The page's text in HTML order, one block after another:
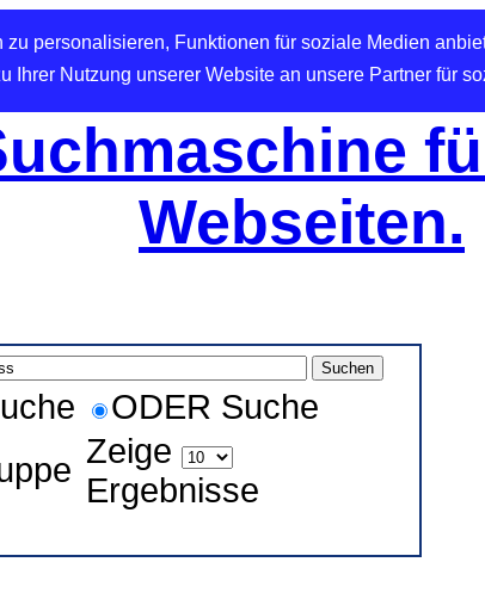
personalisieren, Funktionen für soziale Medien
Ihrer Nutzung unserer Website an unsere Partner für
Webseiten.
ODER Suche
Zeige
Ergebnisse